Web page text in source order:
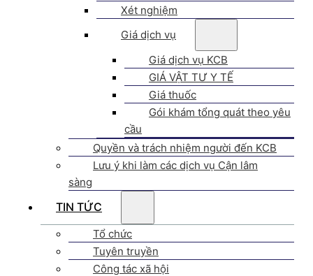
Xét nghiệm
Giá dịch vụ
Giá dịch vụ KCB
GIÁ VẬT TƯ Y TẾ
Giá thuốc
Gói khám tổng quát theo yêu
cầu
Quyền và trách nhiệm người đến KCB
Lưu ý khi làm các dịch vụ Cận lâm
sàng
TIN TỨC
Tổ chức
Tuyên truyền
Công tác xã hội